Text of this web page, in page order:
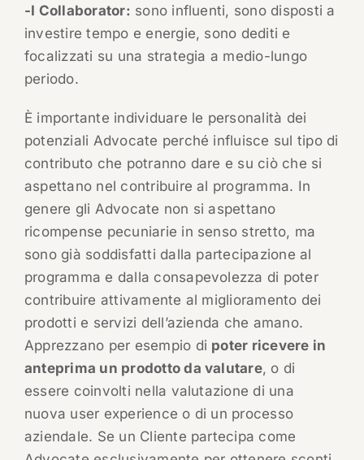
-I Collaborator: sono influenti, sono disposti a
investire tempo e energie, sono dediti e
focalizzati su una strategia a medio-lungo
periodo.
È importante individuare le personalità dei
potenziali Advocate perché influisce sul tipo di
contributo che potranno dare e su ciò che si
aspettano nel contribuire al programma. In
genere gli Advocate non si aspettano
ricompense pecuniarie in senso stretto, ma
sono già soddisfatti dalla partecipazione al
programma e dalla consapevolezza di poter
contribuire attivamente al miglioramento dei
prodotti e servizi dell’azienda che amano.
Apprezzano per esempio di poter ricevere in
anteprima un prodotto da valutare, o di
essere coinvolti nella valutazione di una
nuova user experience o di un processo
aziendale. Se un Cliente partecipa come